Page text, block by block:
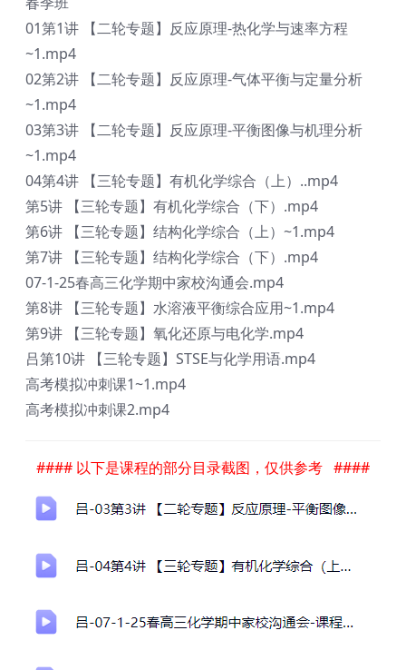
01第1讲 【二轮专题】反应原理-热化学与速率方程
~1.mp4
02第2讲 【二轮专题】反应原理-气体平衡与定量分析
~1.mp4
03第3讲 【二轮专题】反应原理-平衡图像与机理分析
~1.mp4
04第4讲 【三轮专题】有机化学综合（上）..mp4
第5讲 【三轮专题】有机化学综合（下）.mp4
第6讲 【三轮专题】结构化学综合（上）~1.mp4
第7讲 【三轮专题】结构化学综合（下）.mp4
07-1-25春高三化学期中家校沟通会.mp4
第8讲 【三轮专题】水溶液平衡综合应用~1.mp4
第9讲 【三轮专题】氧化还原与电化学.mp4
吕第10讲 【三轮专题】STSE与化学用语.mp4
高考模拟冲刺课1~1.mp4
高考模拟冲刺课2.mp4
#### 以下是课程的部分目录截图，仅供参考 ####